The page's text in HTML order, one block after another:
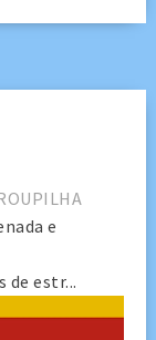
e
de estr...